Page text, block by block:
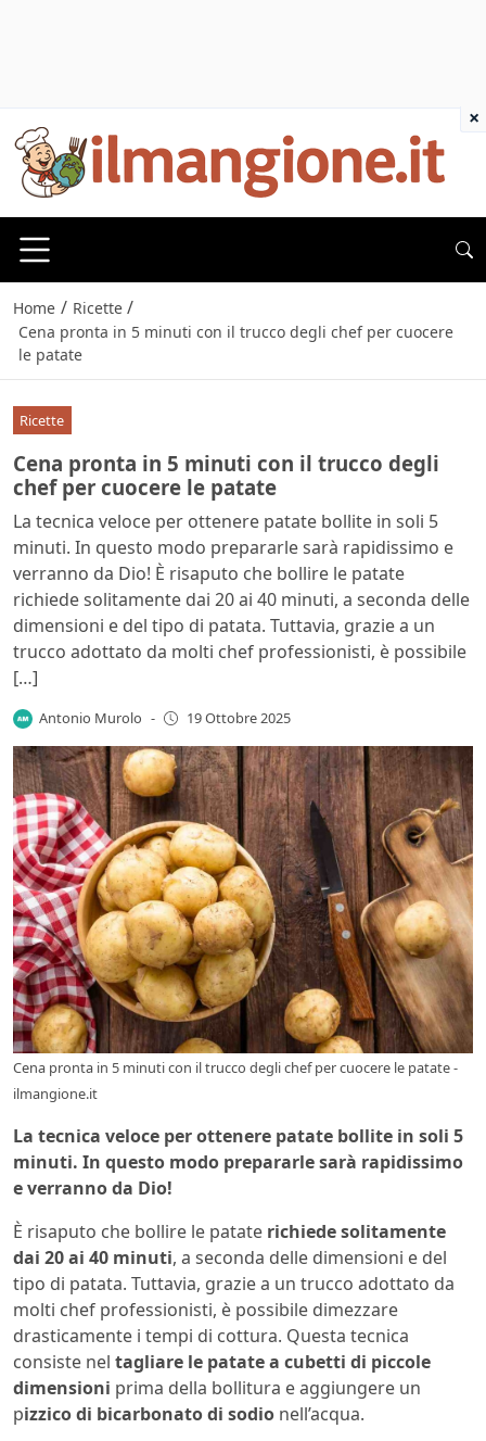
Home / Ricette /
Cena pronta in 5 minuti con il trucco degli chef per cuocere
le patate
Ricette
Cena pronta in 5 minuti con il trucco degli
chef per cuocere le patate
La tecnica veloce per ottenere patate bollite in soli 5
minuti. In questo modo prepararle sarà rapidissimo e
verranno da Dio! È risaputo che bollire le patate
richiede solitamente dai 20 ai 40 minuti, a seconda delle
dimensioni e del tipo di patata. Tuttavia, grazie a un
trucco adottato da molti chef professionisti, è possibile
[…]
Antonio Murolo - 19 Ottobre 2025
Cena pronta in 5 minuti con il trucco degli chef per cuocere le patate -
ilmangione.it
La tecnica veloce per ottenere patate bollite in soli 5
minuti. In questo modo prepararle sarà rapidissimo
e verranno da Dio!
È risaputo che bollire le patate richiede solitamente
dai 20 ai 40 minuti, a seconda delle dimensioni e del
tipo di patata. Tuttavia, grazie a un trucco adottato da
molti chef professionisti, è possibile dimezzare
drasticamente i tempi di cottura. Questa tecnica
consiste nel tagliare le patate a cubetti di piccole
dimensioni prima della bollitura e aggiungere un
pizzico di bicarbonato di sodio nell’acqua.
×